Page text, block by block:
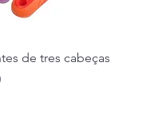
de tres cabeças